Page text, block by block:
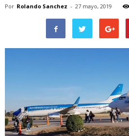
Por Rolando Sanchez - 27 mayo, 2019